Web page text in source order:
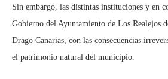
Sin embargo, las distintas instituciones y en
Gobierno del Ayuntamiento de Los Realejos
Drago Canarias, con las consecuencias
el patrimonio natural del municipio.